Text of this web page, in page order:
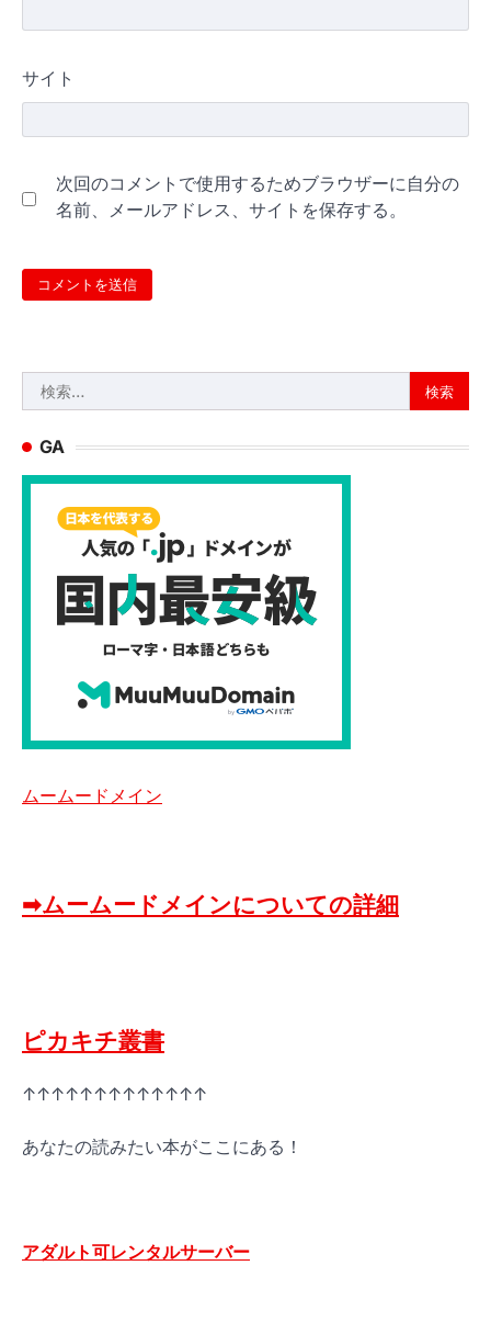
サイト
次回のコメントで使用するためブラウザーに自分の
名前、メールアドレス、サイトを保存する。
索:
GA
ムームードメイン
➡ムームードメインについての詳細
ピカキチ叢書
↑↑↑↑↑↑↑↑↑↑↑↑↑
あなたの読みたい本がここにある！
アダルト可レンタルサーバー